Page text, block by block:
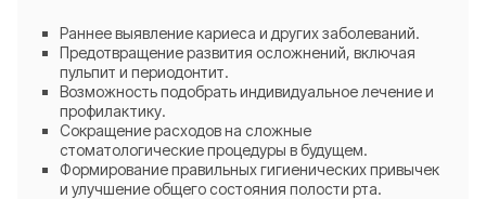
Раннее выявление кариеса и других заболеваний.
Предотвращение развития осложнений, включая
пульпит и периодонтит.
Возможность подобрать индивидуальное лечение и
профилактику.
Сокращение расходов на сложные
стоматологические процедуры в будущем.
Формирование правильных гигиенических привычек
и улучшение общего состояния полости рта.